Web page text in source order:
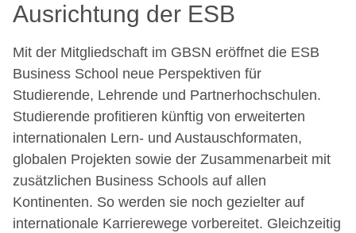
Ausrichtung der ESB
Mit der Mitgliedschaft im GBSN eröffnet die ESB
Business School neue Perspektiven für
Studierende, Lehrende und Partnerhochschulen.
Studierende profitieren künftig von erweiterten
internationalen Lern- und Austauschformaten,
globalen Projekten sowie der Zusammenarbeit mit
zusätzlichen Business Schools auf allen
Kontinenten. So werden sie noch gezielter auf
internationale Karrierewege vorbereitet. Gleichzeitig